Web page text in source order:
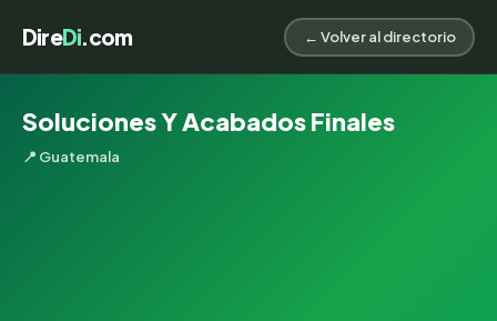
DireDi.com ← Volver al directorio
Soluciones Y Acabados Finales
📍 Guatemala